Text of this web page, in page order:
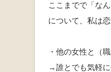
ここまでで「な
について、私は
・他の女性と（
→誰とでも気軽に